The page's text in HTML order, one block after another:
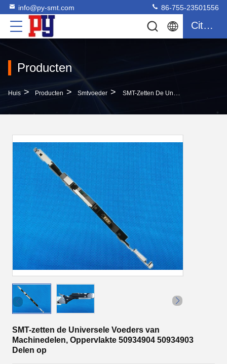
info@py-smt.com 86-755-23501556
Citaat
Producten
Huis > Producten > Smtvoeder > SMT-Zetten De Universele Voeders Van Machinedelen, Oppervlakte 50934904 50934903 Delen Op
SMT-zetten de Universele Voeders van
Machinedelen, Oppervlakte 50934904 50934903
Delen op